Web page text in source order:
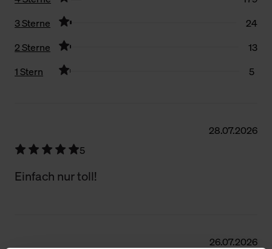
3 Sterne
24
2 Sterne
13
1 Stern
5
28.07.2026
5
Einfach nur toll!
26.07.2026